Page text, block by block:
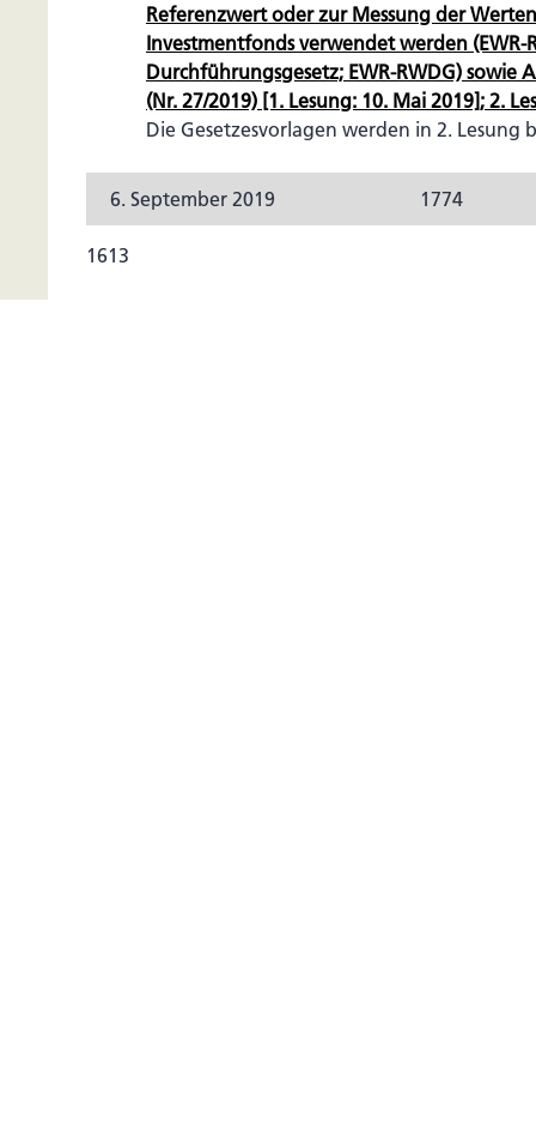
Referenzwert oder zur Messung der
Investmentfonds verwendet werden (EWR-
Durchführungsgesetz; EWR-RWDG) sowie
(Nr. 27/2019) [1. Lesung: 10. Mai 2019]; 2.
Die Gesetzesvorlagen werden in 2. Lesung
6. September 2019 1774
1613